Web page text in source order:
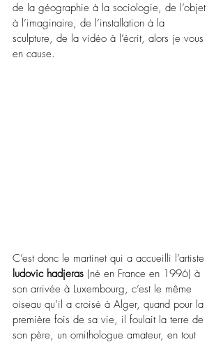
de la géographie à la sociologie, de l’objet
à l’imaginaire, de l’installation à la
sculpture, de la vidéo à l’écrit, alors je vous
en cause.
C’est donc le martinet qui a accueilli l’artiste
ludovic hadjeras (né en France en 1996) à
son arrivée à Luxembourg, c’est le même
oiseau qu’il a croisé à Alger, quand pour la
première fois de sa vie, il foulait la terre de
son père, un ornithologue amateur, en tout